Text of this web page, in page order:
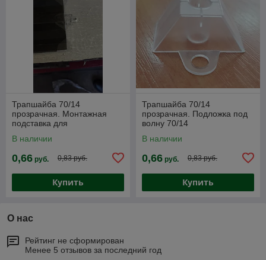
Трапшайба 70/14
прозрачная. Монтажная
подставка для
поликарбоната
В наличии
0,66 руб. 0,83 руб.
Купить
Трапшайба 70/14
прозрачная. Подложка под
волну 70/14
поликарбоната
В наличии
0,66 руб. 0,83 руб.
Купить
О нас
Рейтинг не сформирован
Менее 5 отзывов за последний год